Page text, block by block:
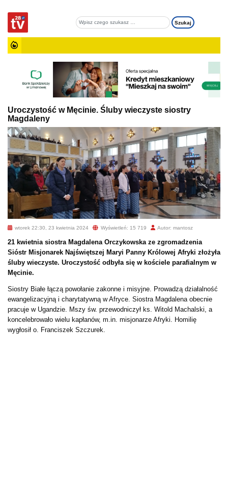
Uroczystość w Męcinie. Śluby wieczyste siostry
Magdaleny
wtorek 22:30, 23 kwietnia 2024 Wyświetleń: 15 719 Autor: mantosz
21 kwietnia siostra Magdalena Orczykowska ze zgromadzenia
Sióstr Misjonarek Najświętszej Maryi Panny Królowej Afryki złożyła
śluby wieczyste. Uroczystość odbyła się w kościele parafialnym w
Męcinie.
Siostry Białe łączą powołanie zakonne i misyjne. Prowadzą działalność
ewangelizacyjną i charytatywną w Afryce. Siostra Magdalena obecnie
pracuje w Ugandzie. Mszy św. przewodniczył ks. Witold Machalski, a
koncelebrowało wielu kapłanów, m.in. misjonarze Afryki. Homilię
wygłosił o. Franciszek Szczurek.